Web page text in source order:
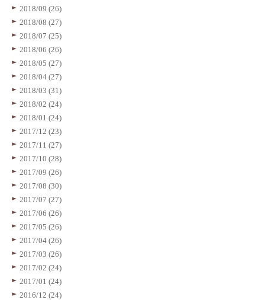
2018/09 (26)
2018/08 (27)
2018/07 (25)
2018/06 (26)
2018/05 (27)
2018/04 (27)
2018/03 (31)
2018/02 (24)
2018/01 (24)
2017/12 (23)
2017/11 (27)
2017/10 (28)
2017/09 (26)
2017/08 (30)
2017/07 (27)
2017/06 (26)
2017/05 (26)
2017/04 (26)
2017/03 (26)
2017/02 (24)
2017/01 (24)
2016/12 (24)